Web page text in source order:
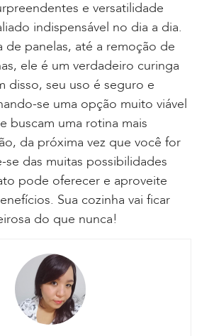
e versatilidade
indispensável no dia a dia.
de panelas, até a remoção de
ele é um verdadeiro curinga
disso, seu uso é seguro e
se uma opção muito viável
buscam uma rotina mais
da próxima vez que você for
se das muitas possibilidades
pode oferecer e aproveite
Sua cozinha vai ficar
do que nunca!